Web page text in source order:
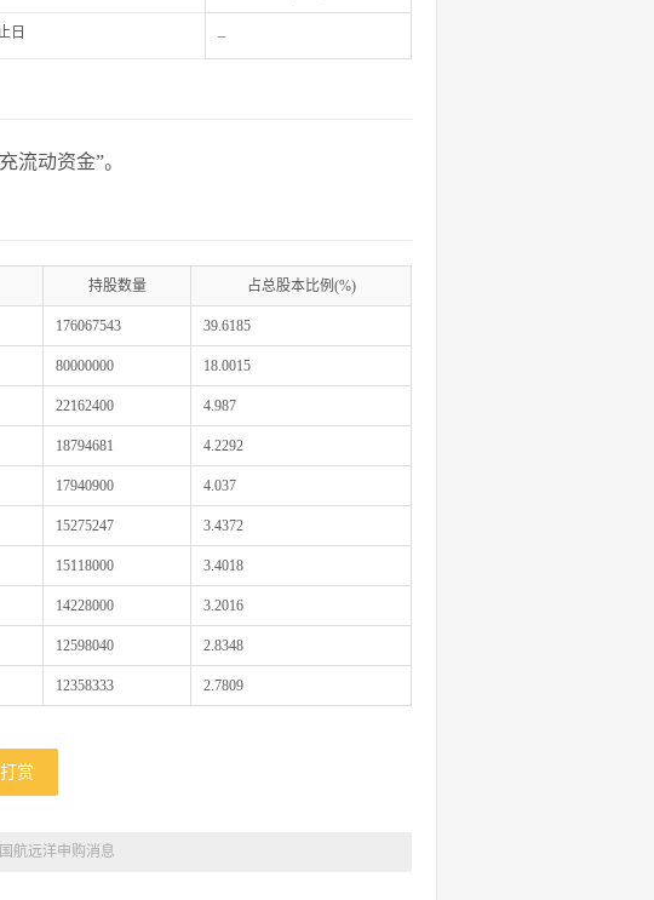
日 –
流动资金”。
持股数量 占总股本比例(%)
176067543 39.6185
80000000 18.0015
22162400 4.987
18794681 4.2292
17940900 4.037
15275247 3.4372
15118000 3.4018
14228000 3.2016
12598040 2.8348
12358333 2.7809
打赏
国航远洋申购消息